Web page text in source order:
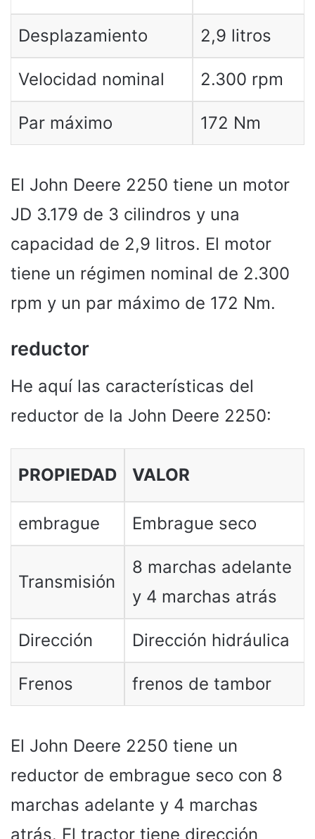
Desplazamiento 2,9 litros
Velocidad nominal 2.300 rpm
Par máximo 172 Nm
El John Deere 2250 tiene un motor
JD 3.179 de 3 cilindros y una
capacidad de 2,9 litros. El motor
tiene un régimen nominal de 2.300
rpm y un par máximo de 172 Nm.
reductor
He aquí las características del
reductor de la John Deere 2250:
PROPIEDAD VALOR
embrague Embrague seco
Transmisión
8 marchas adelante
y 4 marchas atrás
Dirección Dirección hidráulica
Frenos frenos de tambor
El John Deere 2250 tiene un
reductor de embrague seco con 8
marchas adelante y 4 marchas
atrás. El tractor tiene dirección